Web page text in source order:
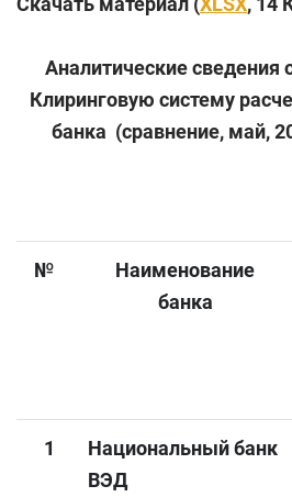
Аналитические сведения
Клиринговую систему
банка (сравнение, май,
№
Наименование
банка
1
Национальный банк
ВЭД